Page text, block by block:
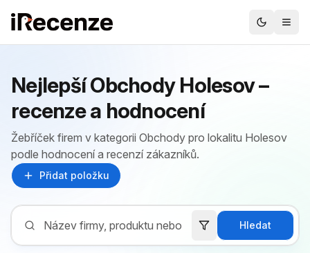
Nejlepší Obchody Holesov –
recenze a hodnocení
Žebříček firem v kategorii Obchody pro lokalitu Holesov
podle hodnocení a recenzí zákazníků.
Přidat položku
Hledat